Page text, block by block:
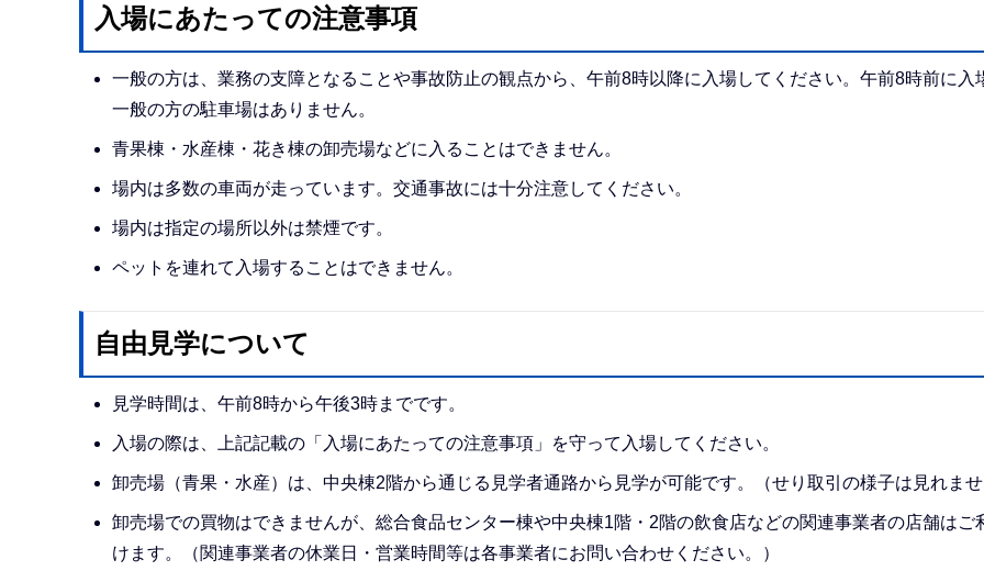
入場にあたっての注意事項
一般の方は、業務の支障となることや事故防止の観点から、午前8時以降に入場してください。午前8時前に入
一般の方の駐車場はありません。
青果棟・水産棟・花き棟の卸売場などに入ることはできません。
場内は多数の車両が走っています。交通事故には十分注意してください。
場内は指定の場所以外は禁煙です。
ペットを連れて入場することはできません。
自由見学について
見学時間は、午前8時から午後3時までです。
入場の際は、上記記載の「入場にあたっての注意事項」を守って入場してください。
卸売場（青果・水産）は、中央棟2階から通じる見学者通路から見学が可能です。（せり取引の様子は見れま
卸売場での買物はできませんが、総合食品センター棟や中央棟1階・2階の飲食店などの関連事業者の店舗はご
けます。（関連事業者の休業日・営業時間等は各事業者にお問い合わせください。）